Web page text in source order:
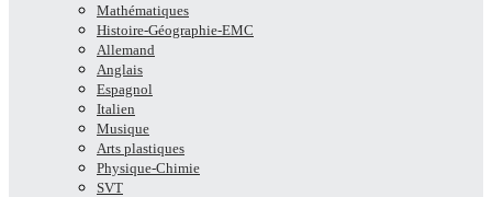
Mathématiques
Histoire-Géographie-EMC
Allemand
Anglais
Espagnol
Italien
Musique
Arts plastiques
Physique-Chimie
SVT